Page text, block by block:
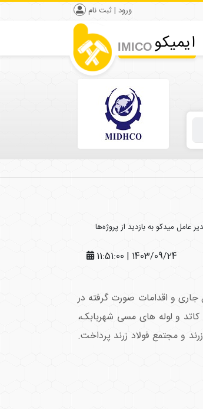
ورود | ثبت نام
ایمیکو IMICO
1403/09/24 | 11:51:00
و اقدامات صورت گرفته در
معدن مس چاه فیروزه، مجتمع تولید کاتد و لوله های مسی شهربابک،
21 آذر به بازدید از معدن جلال آباد زرند و‌ مجتمع فولاد زرند پرداخت.